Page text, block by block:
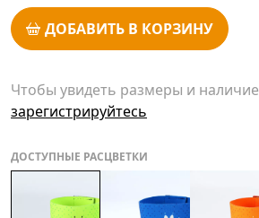
ДОБАВИТЬ В КОРЗИНУ
Чтобы увидеть размеры и наличие
зарегистрируйтесь
ДОСТУПНЫЕ РАСЦВЕТКИ